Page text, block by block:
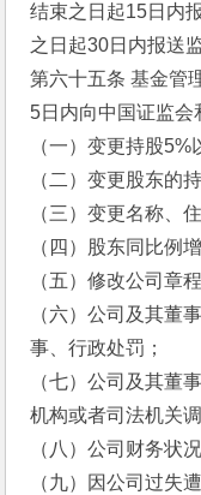
结束之日起15日内
之日起30日内报送
第六十五条 基金管
5日内向中国证监会
（一）变更持股5%
（二）变更股东的
（三）变更名称、
（四）股东同比例
（五）修改公司章
（六）公司及其董
事、行政处罚；
（七）公司及其董
机构或者司法机关调
（八）公司财务状
（九）因公司过失